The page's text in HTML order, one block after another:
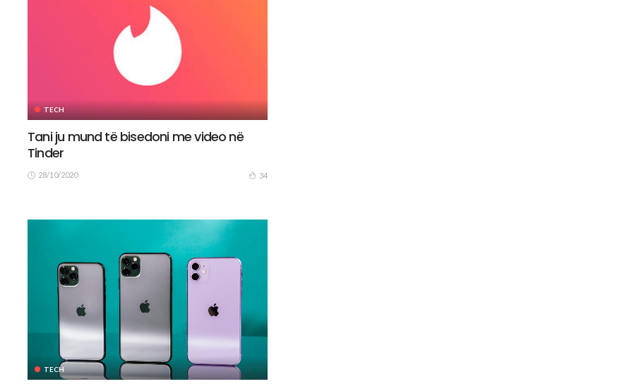
TECH
Tani ju mund të bisedoni me video në
Tinder
28/10/2020 34
TECH